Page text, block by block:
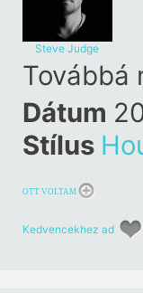
Steve Judge
Továbbá
Dátum
Stílus
OTT VOLTAM
Kedvencekhez ad